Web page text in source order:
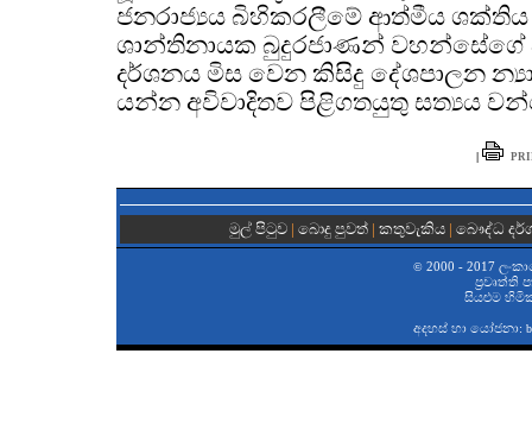
ජනරාජ්‍යය බිහිකරලීමේ ආත්මීය ශක්තිය
ශාන්තිනායක බුදුරජාණන් වහන්සේගේ
දර්ශනය මිස වෙන කිසිදු දේශපාලන
යන්න අවිවාදිතව පිළිගතයුතු සත්‍යය
|
මුල් පිටුව | බොදු පුවත්| කතුවැකිය| බෞද්ධ
©2000 - 2017
ප‍්‍රවෘත්ති
සියළුම
අදහස් හා යෝජනා: